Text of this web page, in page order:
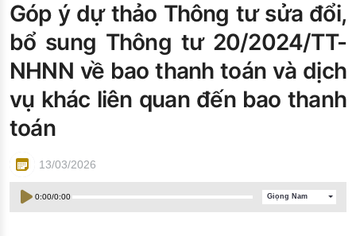
Đào tạo ISO
Góp ý dự thảo Thông tư sửa đổi,
bổ sung Thông tư 20/2024/TT-
NHNN về bao thanh toán và dịch
vụ khác liên quan đến bao thanh
toán
13/03/2026
0:00/0:00 Giọng Nam